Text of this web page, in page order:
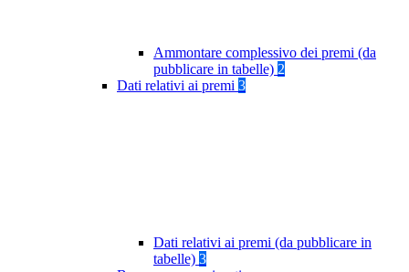
Ammontare complessivo dei premi (da
pubblicare in tabelle) 2
Dati relativi ai premi 3
Dati relativi ai premi (da pubblicare in
tabelle) 3